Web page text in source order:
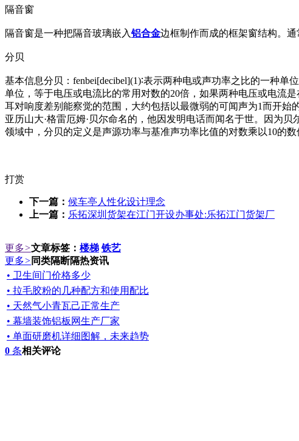
隔音窗
隔音窗是一种把隔音玻璃嵌入铝合金边框制作而成的框架窗结构。
分贝
基本信息分贝：fenbei[decibel](1)∶表示两种电或声功率之比的一种
单位，等于电压或电流比的常用对数的20倍，如果两种电压或电流
耳对响度差别能察觉的范围，大约包括以最微弱的可闻声为1而开始
亚历山大·格雷厄姆·贝尔命名的，他因发明电话而闻名于世。因为
领域中，分贝的定义是声源功率与基准声功率比值的对数乘以10的数
打赏
下一篇： 候车亭人性化设计理念
上一篇： 乐拓深圳货架在江门开设办事处:乐拓江门货架厂
更多>文章标签： 楼梯 铁艺
更多> 同类隔断隔热资讯
• 卫生间门价格多少
• 拉毛胶粉的几种配方和使用配比
• 天然气小青瓦己正常生产
• 幕墙装饰铝板网生产厂家
• 单面研磨机详细图解，未来趋势
0 条相关评论